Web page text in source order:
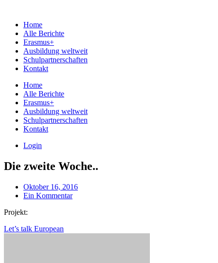
Home
Alle Berichte
Erasmus+
Ausbildung weltweit
Schulpartnerschaften
Kontakt
Home
Alle Berichte
Erasmus+
Ausbildung weltweit
Schulpartnerschaften
Kontakt
Login
Die zweite Woche..
Oktober 16, 2016
Ein Kommentar
Projekt:
Let’s talk European